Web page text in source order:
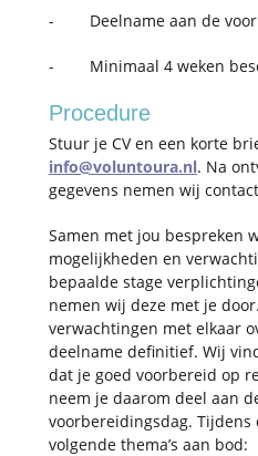
- Deelname aan de
- Minimaal 4 weken
Procedure
Stuur je CV en een korte
info@voluntoura.nl. Na
gegevens nemen wij
Samen met jou bespreken
mogelijkheden en
bepaalde stage
nemen wij deze met je
verwachtingen met elkaar
deelname definitief. Wij
dat je goed voorbereid op
neem je daarom deel aan
voorbereidingsdag. Tijdens
volgende thema’s aan bod: